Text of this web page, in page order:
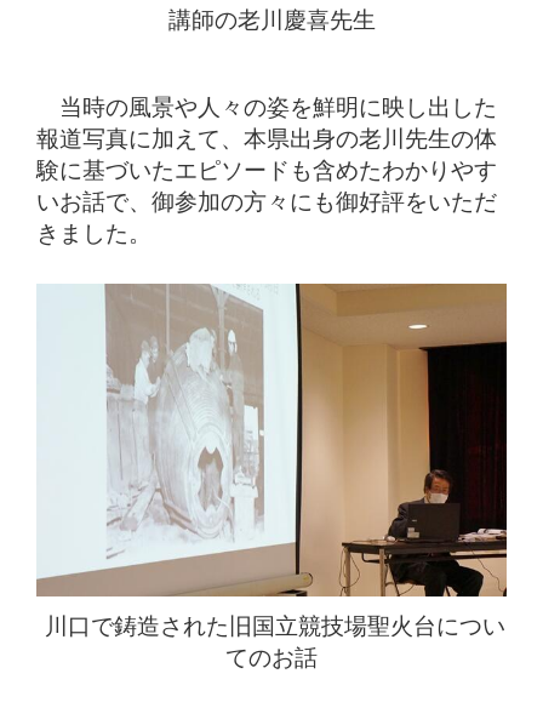
講師の老川慶喜先生
当時の風景や人々の姿を鮮明に映し出した
報道写真に加えて、本県出身の老川先生の体
験に基づいたエピソードも含めたわかりやす
いお話で、御参加の方々にも御好評をいただ
きました。
川口で鋳造された旧国立競技場聖火台につい
てのお話